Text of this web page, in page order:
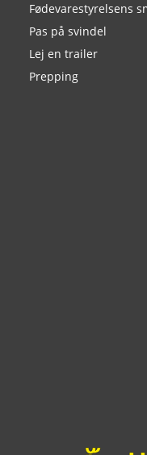
Fødevarestyrelsens
Pas på svindel
Lej en trailer
Prepping